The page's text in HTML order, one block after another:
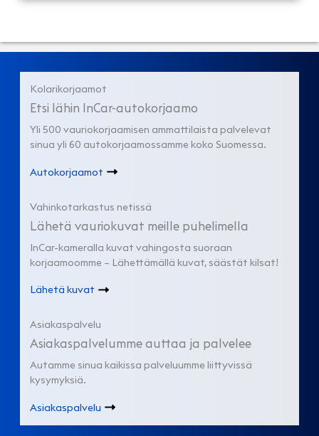
Kolarikorjaamot
Etsi lähin InCar-autokorjaamo
Yli 500 vauriokorjaamisen ammattilaista palvelevat
sinua yli 60 autokorjaamossamme koko Suomessa.
Autokorjaamot
Vahinkotarkastus netissä
Lähetä vauriokuvat meille puhelimella
InCar-kameralla kuvat vahingosta suoraan
korjaamoomme – Lähettämällä kuvat, säästät kilsat!
Lähetä kuvat
Asiakaspalvelu
Asiakaspalvelumme auttaa ja palvelee
Autamme sinua kaikissa palveluumme liittyvissä
kysymyksiä.
Asiakaspalvelu